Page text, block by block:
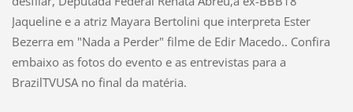
Jaqueline e a atriz Mayara Bertolini que interpreta Ester
Bezerra em "Nada a Perder" filme de Edir Macedo.. Confira
embaixo as fotos do evento e as entrevistas para a
BrazilTVUSA no final da matéria.